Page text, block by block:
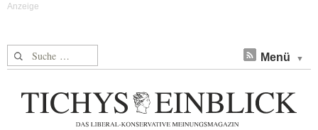
Suche nach: Menü